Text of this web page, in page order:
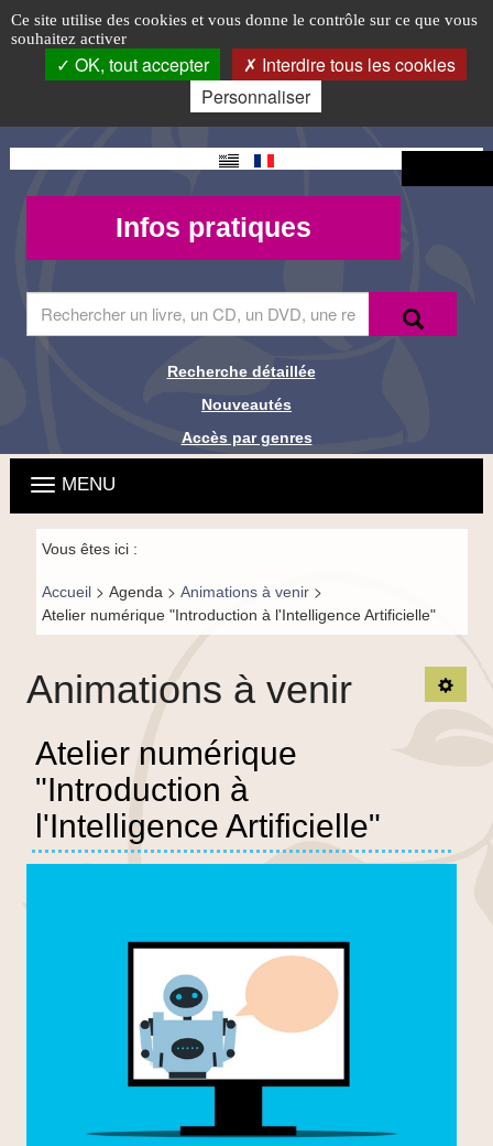
Panneau de gestion des cookies
Ce site utilise des cookies et vous donne le contrôle sur ce que vous
souhaitez activer
OK, tout accepter
Interdire tous les cookies
Personnaliser
Accéder
au
menu
principal
Accéder
au
contenu
Accéder
à
connexion
Atelier
numérique
"Introduction
à
l'Intelligence
Artificielle"
Logo
top-
Changement
de langue
Mon
compte -
Infos
pratiques
Infos pratiques
Recherche
site
Recherche détaillée
Nouveautés
Accès par genres
Menu
principal
Ouvrir
la
navigation
Fil de
navigation-
FR
Vous êtes ici :
Accueil > Agenda > Animations à venir >
Atelier numérique "Introduction à l'Intelligence Artificielle"
Animations à venir
Atelier numérique
"Introduction à
l'Intelligence Artificielle"